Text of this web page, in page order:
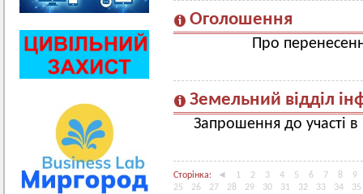
Оголошення
Про
Земельний відділ
Запрошення до участі в
Сторінка: ◄ 1 2 3 4 5 6 7 8
9
25
26 27 28 29 30 31 32 33 34
35